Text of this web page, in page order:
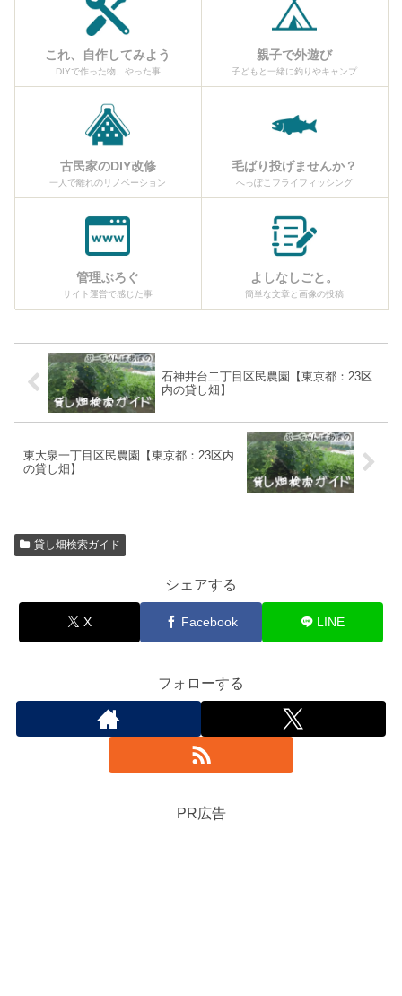
これ、自作してみよう
DIYで作った物、やった事
親子で外遊び
子どもと一緒に釣りやキャンプ
古民家のDIY改修
一人で離れのリノベーション
毛ばり投げませんか？
へっぽこフライフィッシング
管理ぶろぐ
サイト運営で感じた事
よしなしごと。
簡単な文章と画像の投稿
石神井台二丁目区民農園【東京都：23区
内の貸し畑】
東大泉一丁目区民農園【東京都：23区内
の貸し畑】
貸し畑検索ガイド
シェアする
X Facebook LINE
フォローする
PR広告